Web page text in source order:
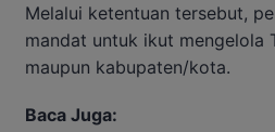
Melalui ketentuan tersebut,
mandat untuk ikut mengelola
maupun kabupaten/kota.
Baca Juga: